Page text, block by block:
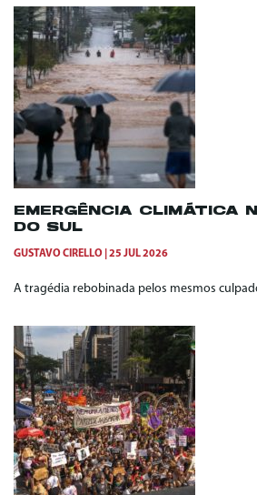
EMERGÊNCIA CLIMÁTICA
DO SUL
GUSTAVO CIRELLO 25 JUL 2026
A tragédia rebobinada pelos mesmos